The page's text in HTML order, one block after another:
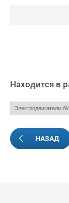
Находится в
Электродвигатели
НАЗАД